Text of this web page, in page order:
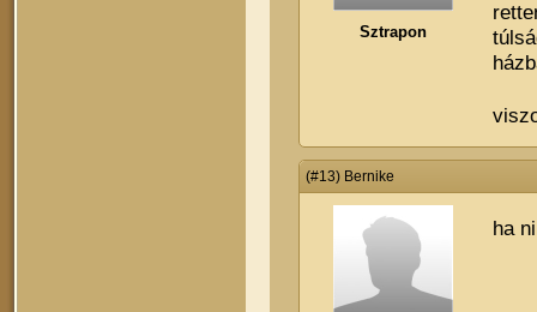
Sztrapon
(#13) Bernike
ha